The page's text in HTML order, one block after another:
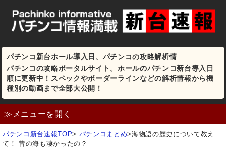
パチンコ新台ホール導入日、パチンコの攻略解析情
パチンコの攻略ポータルサイト。ホールのパチンコ新台導入日
順に更新中！スペックやボーダーラインなどの解析情報から機
種別の動画まで全部大公開！
≫メニューを開く
パチンコ新台速報TOP> パチンコまとめ>海物語の歴史について教え
て！ 昔の海も凄かったの？